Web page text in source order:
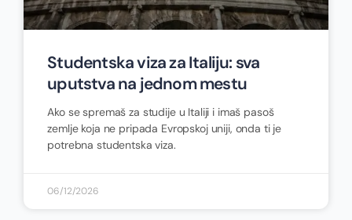
Studentska viza za Italiju: sva
uputstva na jednom mestu
Ako se spremaš za studije u Italiji i imaš pasoš
zemlje koja ne pripada Evropskoj uniji, onda ti je
potrebna studentska viza.
06/12/2026